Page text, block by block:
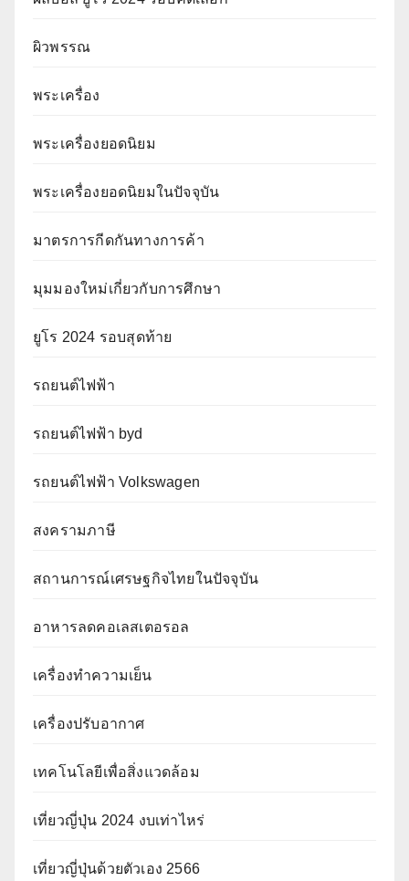
ผิวพรรณ
พระเครื่อง
พระเครื่องยอดนิยม
พระเครื่องยอดนิยมในปัจจุบัน
มาตรการกีดกันทางการค้า
มุมมองใหม่เกี่ยวกับการศึกษา
ยูโร 2024 รอบสุดท้าย
รถยนต์ไฟฟ้า
รถยนต์ไฟฟ้า byd
รถยนต์ไฟฟ้า Volkswagen
สงครามภาษี
สถานการณ์เศรษฐกิจไทยในปัจจุบัน
อาหารลดคอเลสเตอรอล
เครื่องทำความเย็น
เครื่องปรับอากาศ
เทคโนโลยีเพื่อสิ่งแวดล้อม
เที่ยวญี่ปุ่น 2024 งบเท่าไหร่
เที่ยวญี่ปุ่นด้วยตัวเอง 2566